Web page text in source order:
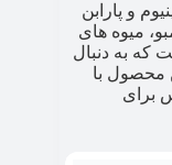
در ۴ رایحه بامبو، میوه های
که به دنبال
محصول با
برای